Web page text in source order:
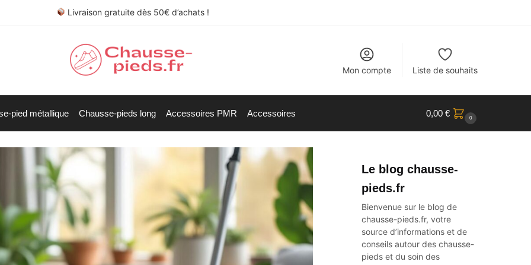
Livraison gratuite dès 50€ d’achats !
Mon compte Liste de souhaits
pied métallique Chausse-pieds long Accessoires PMR Accessoires 0,00 € 0
Le blog chausse-
pieds.fr
Bienvenue sur le blog de
chausse-pieds.fr, votre
source d’informations et de
conseils autour deschausse-
pieds et du soin des